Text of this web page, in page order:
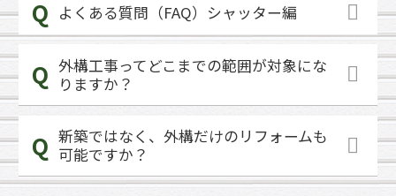
よくある質問（FAQ）シャッター編
外構工事ってどこまでの範囲が対象にな
りますか？
新築ではなく、外構だけのリフォームも
可能ですか？